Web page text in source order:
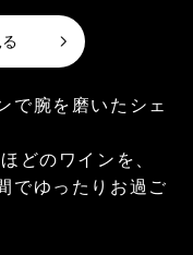
で腕を磨いたシェ
どのワインを、
でゆったりお過ご